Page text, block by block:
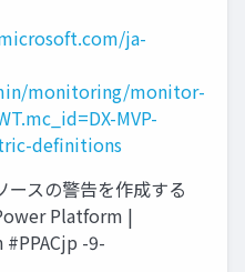
ja-
monitoring/monitor-
MVP-
definitions
ースの警告を作成する
Platform |
-9-